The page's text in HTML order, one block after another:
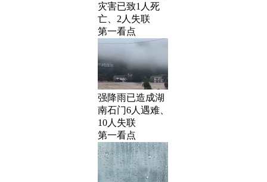
灾害已致1人死
亡、2人失联
第一看点
强降雨已造成湖
南石门6人遇难、
10人失联
第一看点